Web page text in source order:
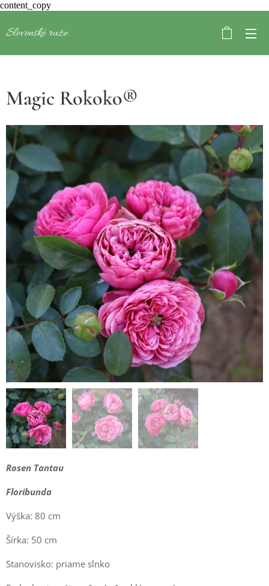
content_copy
Slovenské ruže
Magic Rokoko®
Rosen Tantau
Floribunda
Výška: 80 cm
Šírka: 50 cm
Stanovisko: priame slnko